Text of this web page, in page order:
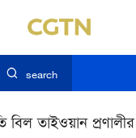
search
বিল তাইওয়ান